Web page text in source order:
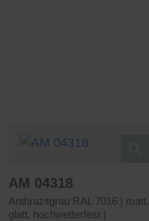
AM 04318
Anthrazitgrau RAL 7016 | matt,
glatt, hochwetterfest |